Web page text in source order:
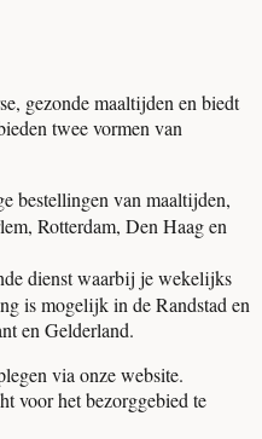
gezonde maaltijden en biedt
twee vormen van
bestellingen van maaltijden,
Rotterdam, Den Haag en
dienst waarbij je wekelijks
is mogelijk in de Randstad en
en Gelderland.
via onze website.
voor het bezorggebied te